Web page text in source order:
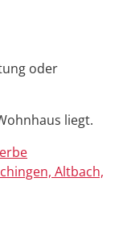
oder
liegt.
Altbach,